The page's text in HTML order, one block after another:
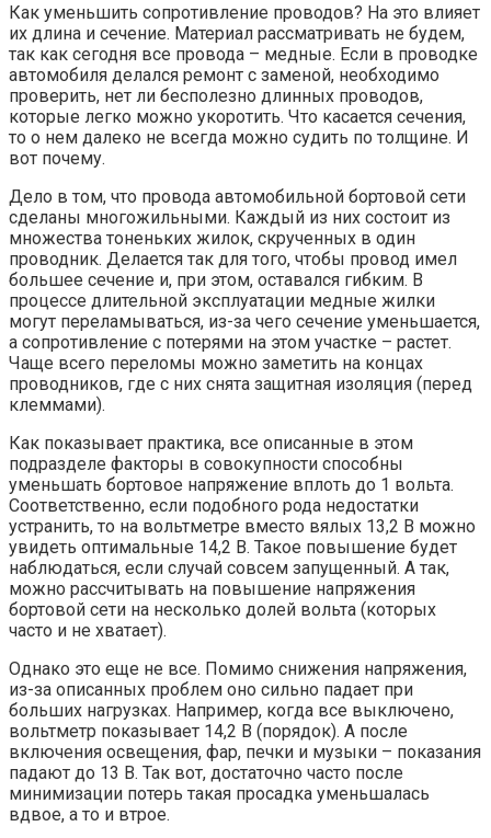
Как уменьшить сопротивление проводов? На это влияет
их длина и сечение. Материал рассматривать не будем,
так как сегодня все провода – медные. Если в проводке
автомобиля делался ремонт с заменой, необходимо
проверить, нет ли бесполезно длинных проводов,
которые легко можно укоротить. Что касается сечения,
то о нем далеко не всегда можно судить по толщине. И
вот почему.
Дело в том, что провода автомобильной бортовой сети
сделаны многожильными. Каждый из них состоит из
множества тоненьких жилок, скрученных в один
проводник. Делается так для того, чтобы провод имел
большее сечение и, при этом, оставался гибким. В
процессе длительной эксплуатации медные жилки
могут переламываться, из-за чего сечение уменьшается,
а сопротивление с потерями на этом участке – растет.
Чаще всего переломы можно заметить на концах
проводников, где с них снята защитная изоляция (перед
клеммами).
Как показывает практика, все описанные в этом
подразделе факторы в совокупности способны
уменьшать бортовое напряжение вплоть до 1 вольта.
Соответственно, если подобного рода недостатки
устранить, то на вольтметре вместо вялых 13,2 В можно
увидеть оптимальные 14,2 В. Такое повышение будет
наблюдаться, если случай совсем запущенный. А так,
можно рассчитывать на повышение напряжения
бортовой сети на несколько долей вольта (которых
часто и не хватает).
Однако это еще не все. Помимо снижения напряжения,
из-за описанных проблем оно сильно падает при
больших нагрузках. Например, когда все выключено,
вольтметр показывает 14,2 В (порядок). А после
включения освещения, фар, печки и музыки – показания
падают до 13 В. Так вот, достаточно часто после
минимизации потерь такая просадка уменьшалась
вдвое, а то и втрое.